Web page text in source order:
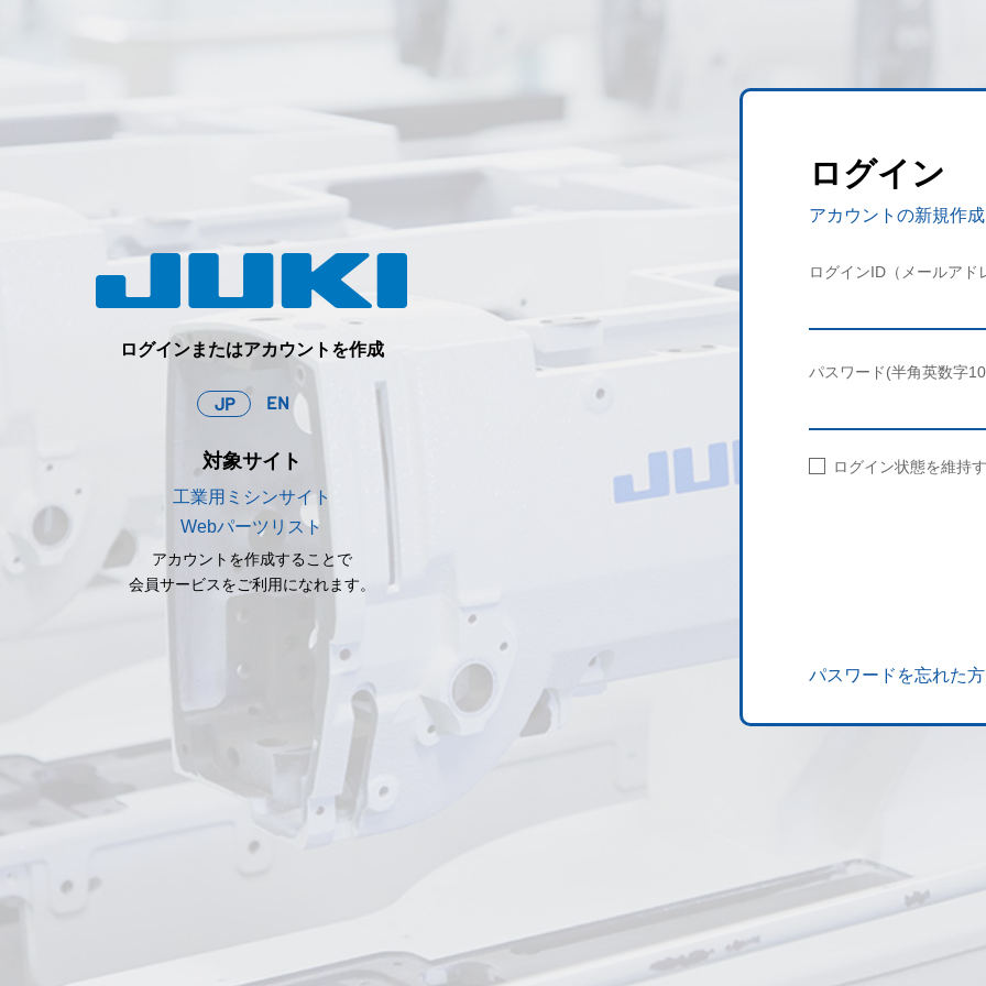
ログインまたはアカウントを作成
JP EN
対象サイト
工業用ミシンサイト
Webパーツリスト
アカウントを作成することで
会員サービスをご利用になれます。
ログイン
アカウントの新規作
ログインID（メールアド
パスワード(半角英数字
ログイン状態を維持
パスワードを忘れた